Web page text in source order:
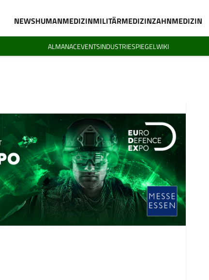
NEWSHUMANMEDIZINMILITÄRMEDIZINZAHNMEDIZIN
ALMANACEVENTSINDUSTRIESPIEGELWIKI